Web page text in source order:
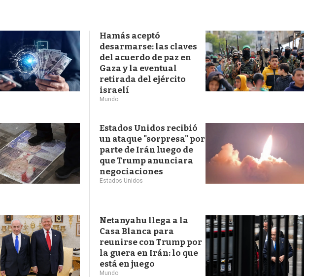
e
d
a
Hamás aceptó
desarmarse: las claves
del acuerdo de paz en
Gaza y la eventual
retirada del ejército
israelí
Mundo
Estados Unidos recibió
un ataque "sorpresa" por
parte de Irán luego de
que Trump anunciara
negociaciones
Estados Unidos
Netanyahu llega a la
Casa Blanca para
reunirse con Trump por
la guera en Irán: lo que
está en juego
Mundo